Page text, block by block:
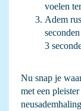
voelen
Adem
3
Nu snap je
met een